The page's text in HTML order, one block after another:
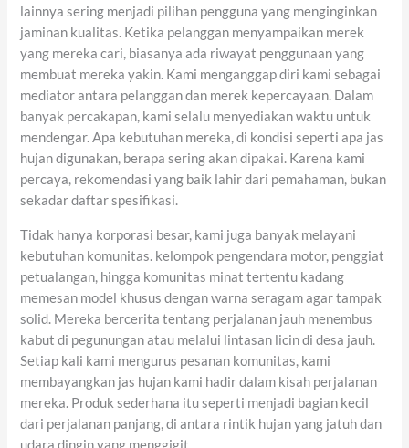
lainnya sering menjadi pilihan pengguna yang menginginkan
jaminan kualitas. Ketika pelanggan menyampaikan merek
yang mereka cari, biasanya ada riwayat penggunaan yang
membuat mereka yakin. Kami menganggap diri kami sebagai
mediator antara pelanggan dan merek kepercayaan. Dalam
banyak percakapan, kami selalu menyediakan waktu untuk
mendengar. Apa kebutuhan mereka, di kondisi seperti apa jas
hujan digunakan, berapa sering akan dipakai. Karena kami
percaya, rekomendasi yang baik lahir dari pemahaman, bukan
sekadar daftar spesifikasi.
Tidak hanya korporasi besar, kami juga banyak melayani
kebutuhan komunitas. kelompok pengendara motor, penggiat
petualangan, hingga komunitas minat tertentu kadang
memesan model khusus dengan warna seragam agar tampak
solid. Mereka bercerita tentang perjalanan jauh menembus
kabut di pegunungan atau melalui lintasan licin di desa jauh.
Setiap kali kami mengurus pesanan komunitas, kami
membayangkan jas hujan kami hadir dalam kisah perjalanan
mereka. Produk sederhana itu seperti menjadi bagian kecil
dari perjalanan panjang, di antara rintik hujan yang jatuh dan
udara dingin yang menggigit.